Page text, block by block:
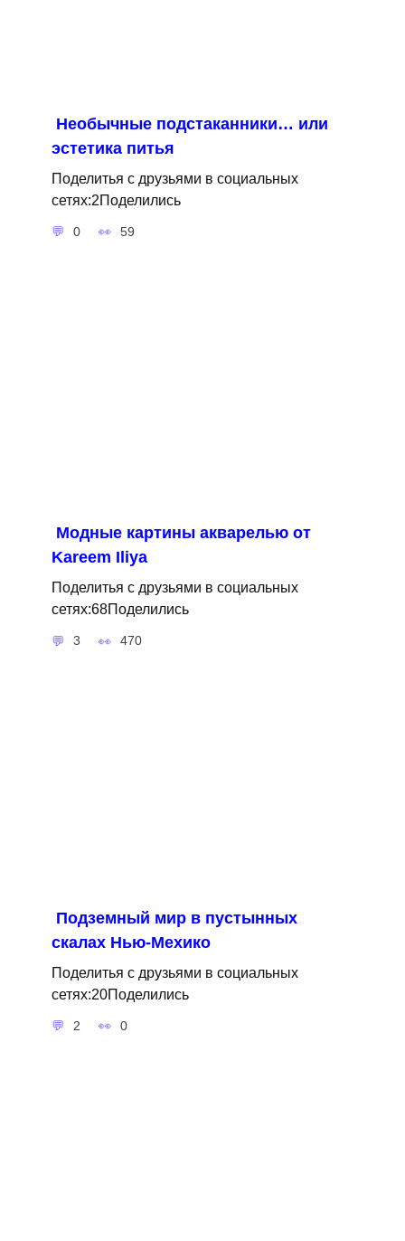
Необычные подстаканники… или
эстетика питья
Поделитья с друзьями в социальных
сетях:2Поделились
0 59
Модные картины акварелью от
Kareem Iliya
Поделитья с друзьями в социальных
сетях:68Поделились
3 470
Подземный мир в пустынных
скалах Нью-Мехико
Поделитья с друзьями в социальных
сетях:20Поделились
2 0